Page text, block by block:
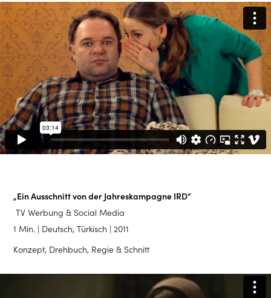
„Ein Ausschnitt von der Jahreskampagne IRD“
TV Werbung & Social Media
1 Min. | Deutsch, Türkisch | 2011
Konzept, Drehbuch, Regie & Schnitt